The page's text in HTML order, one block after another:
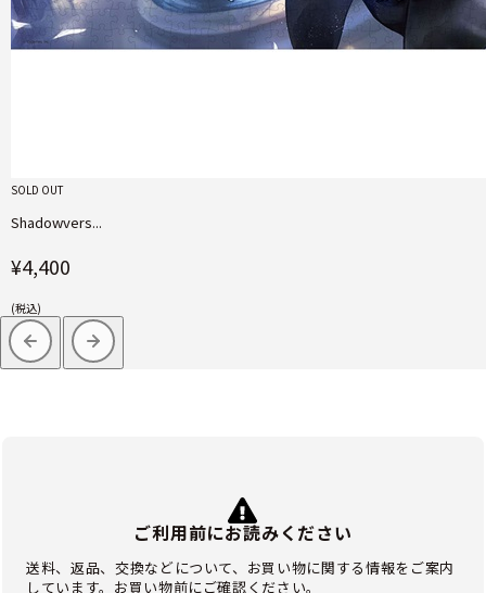
SOLD OUT
Shadowvers...
¥4,400
(税込)
ご利用前にお読みください
送料、返品、交換などについて、お買い物に関する情報をご案内
しています。お買い物前にご確認ください。